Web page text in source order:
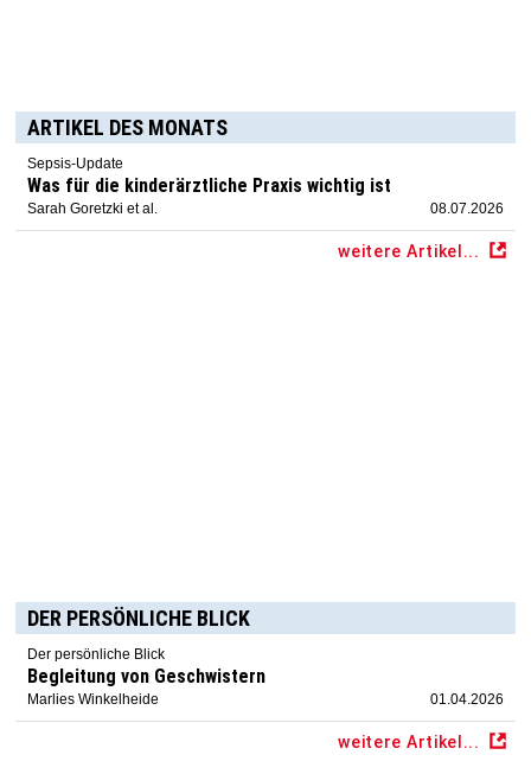
ARTIKEL DES MONATS
Sepsis-Update
Was für die kinderärztliche Praxis wichtig ist
Sarah Goretzki et al. 08.07.2026
weitere Artikel...
DER PERSÖNLICHE BLICK
Der persönliche Blick
Begleitung von Geschwistern
Marlies Winkelheide 01.04.2026
weitere Artikel...